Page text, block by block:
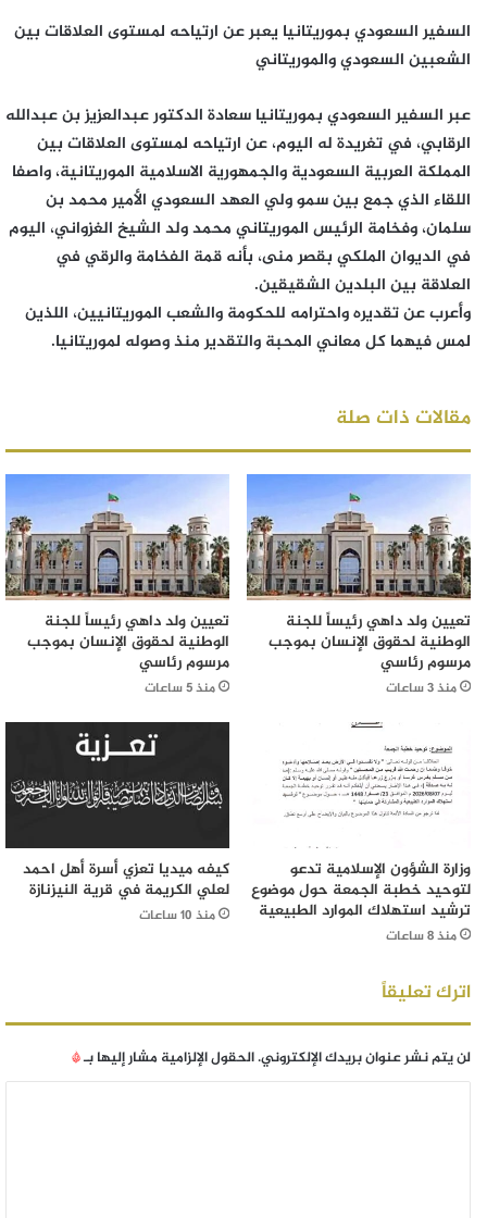
السفير السعودي بموريتانيا يعبر عن ارتياحه لمستوى العلاقات بين
الشعبين السعودي والموريتاني
عبر السفير السعودي بموريتانيا سعادة الدكتور عبدالعزيز بن عبدالله
الرقابي، في تغريدة له اليوم، عن ارتياحه لمستوى العلاقات بين
المملكة العربية السعودية والجمهورية الاسلامية الموريتانية، واصفا
اللقاء الذي جمع بين سمو ولي العهد السعودي الأمير محمد بن
سلمان، وفخامة الرئيس الموريتاني محمد ولد الشيخ الغزواني، اليوم
في الديوان الملكي بقصر منى، بأنه قمة الفخامة والرقي في
العلاقة بين البلدين الشقيقين.
وأعرب عن تقديره واحترامه للحكومة والشعب الموريتانيين، اللذين
لمس فيهما كل معاني المحبة والتقدير منذ وصوله لموريتانيا.
مقالات ذات صلة
تعيين ولد داهي رئيساً للجنة
الوطنية لحقوق الإنسان بموجب
مرسوم رئاسي
منذ 3 ساعات
تعيين ولد داهي رئيساً للجنة
الوطنية لحقوق الإنسان بموجب
مرسوم رئاسي
منذ 5 ساعات
وزارة الشؤون الإسلامية تدعو
لتوحيد خطبة الجمعة حول موضوع
ترشيد استهلاك الموارد الطبيعية
منذ 8 ساعات
كيفه ميديا تعزي أسرة أهل احمد
لعلي الكريمة في قرية النيزنازة
منذ 10 ساعات
اترك تعليقاً
لن يتم نشر عنوان بريدك الإلكتروني.الحقول الإلزامية مشار إليها بـ*